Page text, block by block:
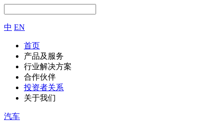
中 EN
首页
产品及服务
行业解决方案
合作伙伴
投资者关系
关于我们
汽车